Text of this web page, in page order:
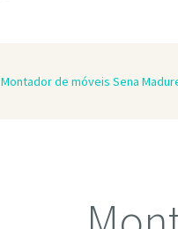
Montador de móveis Sena